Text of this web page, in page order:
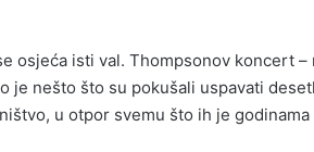
osjeća isti val. Thompsonov koncert
je nešto što su pokušali uspavati
u otpor svemu što ih je godinama